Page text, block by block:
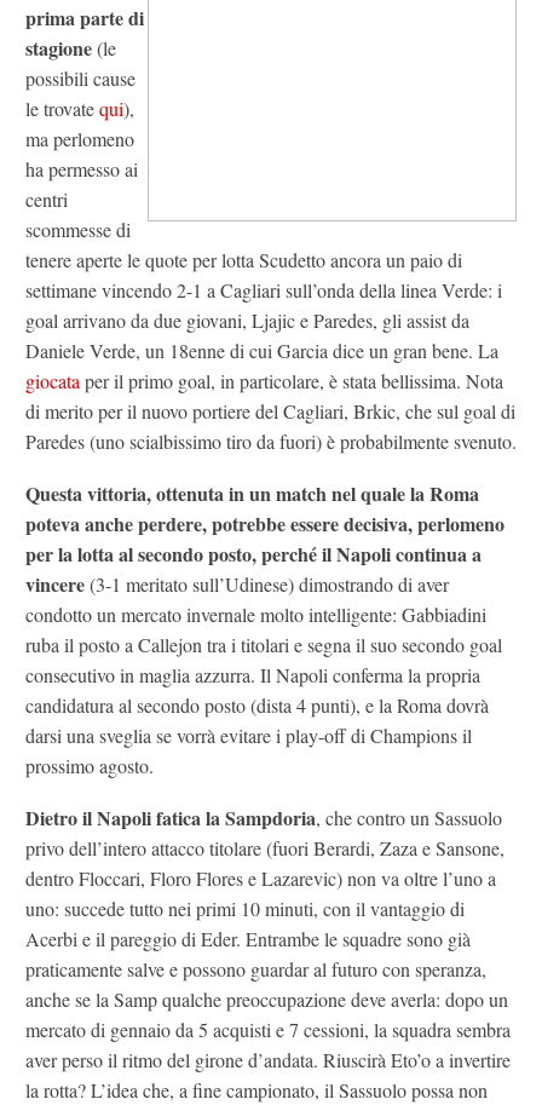
prima parte di
stagione(le
possibili cause
le trovatequi),
ma perlomeno
ha permesso ai
centri
scommesse di
tenere aperte le quote per lotta Scudetto ancora un paio di
settimane vincendo 2-1 a Cagliari sull’onda della linea Verde: i
goal arrivano da due giovani, Ljajic e Paredes, gli assist da
Daniele Verde, un 18enne di cui Garcia dice un gran bene. La
giocataper il primo goal, in particolare, è stata bellissima. Nota
di merito per il nuovo portiere del Cagliari, Brkic, che sul goal di
Paredes (uno scialbissimo tiro da fuori) è probabilmente svenuto.
Questa vittoria, ottenuta in un match nel quale la Roma
poteva anche perdere, potrebbe essere decisiva, perlomeno
per la lotta al secondo posto, perché il Napoli continua a
vincere(3-1 meritato sull’Udinese) dimostrando di aver
condotto un mercato invernale molto intelligente: Gabbiadini
ruba il posto a Callejon tra i titolari e segna il suo secondo goal
consecutivo in maglia azzurra. Il Napoli conferma la propria
candidatura al secondo posto (dista 4 punti), e la Roma dovrà
darsi una sveglia se vorrà evitare i play-off di Champions il
prossimo agosto.
Dietro il Napolifatica la Sampdoria, che contro un Sassuolo
privo dell’intero attacco titolare (fuori Berardi, Zaza e Sansone,
dentro Floccari, Floro Flores e Lazarevic) non va oltre l’uno a
uno: succede tutto nei primi 10 minuti, con il vantaggio di
Acerbi e il pareggio di Eder. Entrambe le squadre sono già
praticamente salve e possono guardar al futuro con speranza,
anche se la Samp qualche preoccupazione deve averla: dopo un
mercato di gennaio da 5 acquisti e 7 cessioni, la squadra sembra
aver perso il ritmo del girone d’andata. Riuscirà Eto’o a invertire
la rotta? L’idea che, a fine campionato, il Sassuolo possa non